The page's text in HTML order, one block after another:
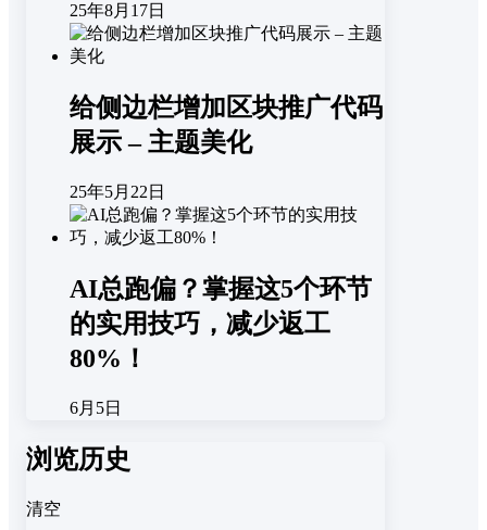
25年8月17日
给侧边栏增加区块推广代码
展示 – 主题美化
25年5月22日
AI总跑偏？掌握这5个环节
的实用技巧，减少返工
80%！
6月5日
浏览历史
清空